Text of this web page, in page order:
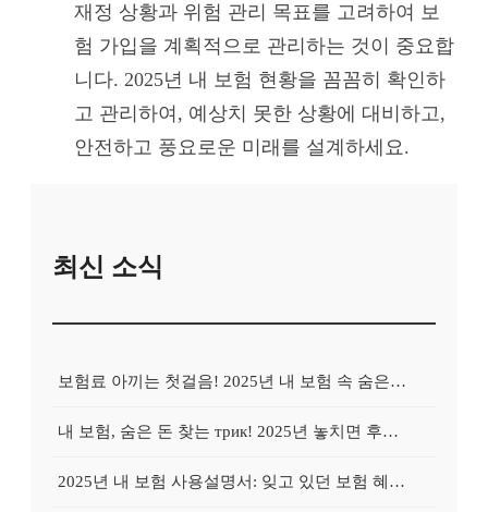
재정 상황과 위험 관리 목표를 고려하여 보
험 가입을 계획적으로 관리하는 것이 중요합
니다. 2025년 내 보험 현황을 꼼꼼히 확인하
고 관리하여, 예상치 못한 상황에 대비하고,
안전하고 풍요로운 미래를 설계하세요.
최신 소식
보험료 아끼는 첫걸음! 2025년 내 보험 속 숨은 혜택 100% 활용법
내 보험, 숨은 돈 찾는 трик! 2025년 놓치면 후회할 보험금 찾기
2025년 내 보험 사용설명서: 잊고 있던 보험 혜택, 지금 바로 확인하고 100% 활용하는 방법